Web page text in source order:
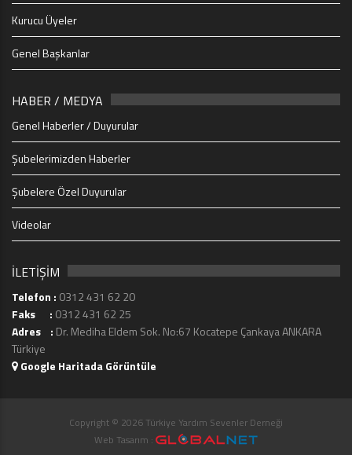
Kurucu Üyeler
Genel Başkanlar
HABER / MEDYA
Genel Haberler / Duyurular
Şubelerimizden Haberler
Şubelere Özel Duyurular
Videolar
İLETİŞİM
Telefon : 0312 431 62 20
Faks : 0312 431 62 25
Adres : Dr. Mediha Eldem Sok. No:67 Kocatepe Çankaya ANKARA
Türkiye
Google Haritada Görüntüle
Copyright © 2026 Türkiye Yardım Sevenler Derneği
Web Tasarım :